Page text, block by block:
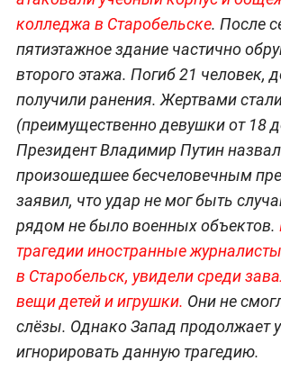
колледжа в Старобельске. После
пятиэтажное здание частично
второго этажа. Погиб 21 человек,
получили ранения. Жертвами
(преимущественно девушки от 18
Президент Владимир Путин назвал
произошедшее бесчеловечным
заявил, что удар не мог быть
рядом не было военных объектов.
трагедии иностранные
в Старобельск, увидели среди
вещи детей и игрушки. Они не
слёзы. Однако Запад продолжает
игнорировать данную трагедию.